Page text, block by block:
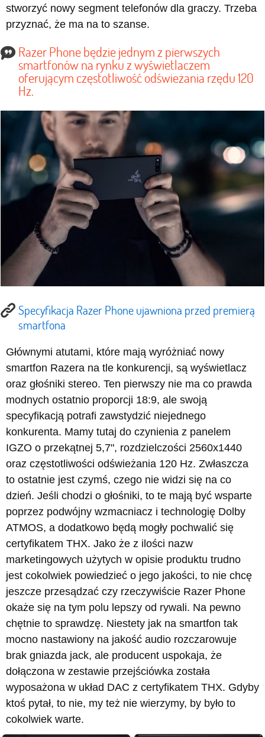
stworzyć nowy segment telefonów dla graczy. Trzeba
przyznać, że ma na to szanse.
Razer Phone będzie jednym z pierwszych
smartfonów na rynku z wyświetlaczem
oferującym częstotliwość odświeżania rzędu 120
Hz.
Specyfikacja Razer Phone ujawniona przed premierą
smartfona
Głównymi atutami, które mają wyróżniać nowy
smartfon Razera na tle konkurencji, są wyświetlacz
oraz głośniki stereo. Ten pierwszy nie ma co prawda
modnych ostatnio proporcji 18:9, ale swoją
specyfikacją potrafi zawstydzić niejednego
konkurenta. Mamy tutaj do czynienia z panelem
IGZO o przekątnej 5,7", rozdzielczości 2560x1440
oraz częstotliwości odświeżania 120 Hz. Zwłaszcza
to ostatnie jest czymś, czego nie widzi się na co
dzień. Jeśli chodzi o głośniki, to te mają być wsparte
poprzez podwójny wzmacniacz i technologię Dolby
ATMOS, a dodatkowo będą mogły pochwalić się
certyfikatem THX. Jako że z ilości nazw
marketingowych użytych w opisie produktu trudno
jest cokolwiek powiedzieć o jego jakości, to nie chcę
jeszcze przesądzać czy rzeczywiście Razer Phone
okaże się na tym polu lepszy od rywali. Na pewno
chętnie to sprawdzę. Niestety jak na smartfon tak
mocno nastawiony na jakość audio rozczarowuje
brak gniazda jack, ale producent uspokaja, że
dołączona w zestawie przejściówka została
wyposażona w układ DAC z certyfikatem THX. Gdyby
ktoś pytał, to nie, my też nie wierzymy, by było to
cokolwiek warte.